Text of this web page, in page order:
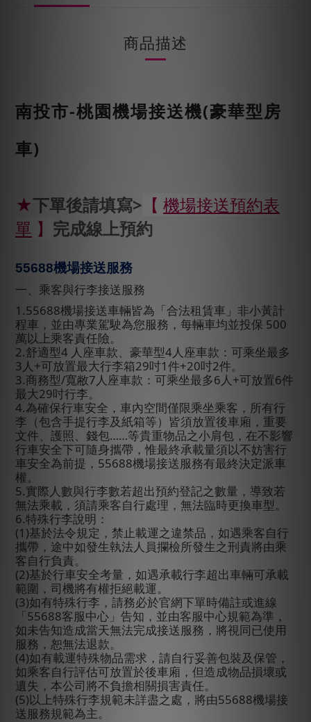
商品描述
南投市-桃園機場接送機(豪華型房
車)
★下單後請填寫> 【 機場接送預約表
單 】 完成線上預約
55688機場接送服務
一、乘客與行李接送服務
1.55688機場接送車輛皆為「合法租賃車」非小黃計
程車，並由專業駕駛為您服務，每輛車均並投保 500
萬以上乘客責任險。
2.舒適型4 人座車款、豪華型4人座車款：可乘坐最多
3人+可放置最大行李箱29吋1件+20吋2件。
3.商務型/寬敝7人座車款：可乘坐最多6人+可放置6件
最大29吋行李。
4.為確保行車安全，車內空間僅限乘坐乘客，所有行
李（包含手提行李及紙箱等）皆須放置後車廂，重要
文件、護照、錢包……等貴重物品之小肩包，在不影響
行車安全下可隨身攜帶，惟最終承載量須以不妨害行
車安全為前提， 55688機場接送服務有最終決定派車
權。
5.實際人數與行李數若超出預約登記之數量，導致若
無法乘載，須請乘客自行處理，無法臨時更換車型。
6.特殊行李說明：
(1)基於法令規定，禁止載運之違禁品，如遇乘客自行
攜帶，途中如發生執法人員攔檢所發生之刑責將由乘
客自行負責。
(2)基於行車安全考量，如遇承載行李超出車輛可承載
範圍，司機將有權拒絕載運。
(3)如有特殊行李，請務必於官網下單時備註或進線
「55688客服中心」告知，並由客服中心規範為準，
如未告知造成當天無法完成接送服務，將視同已使用
服務，恕無法退款。
(4)如有載運特殊物品需求，請自行妥善包裝及保管，
如乘客自行評估可放置於後車廂，但造成物品損壞或
遺失，本公司將不負擔相關損害責任。
(5)以上特殊行李規範未詳盡之處，將由55688機場接
送服務規範為主。